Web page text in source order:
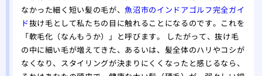
なかった細く短い髪の毛が、 魚沼市のインドアゴルフ完全ガイ
ド抜け毛として私たちの目に触れることになるのです。これを
「軟毛化（なんもうか）」と呼びます。 したがって、抜け毛
の中に細い毛が増えてきた、あるいは、髪全体のハリやコシが
なくなり、スタイリングが決まりにくくなったと感じるなら、